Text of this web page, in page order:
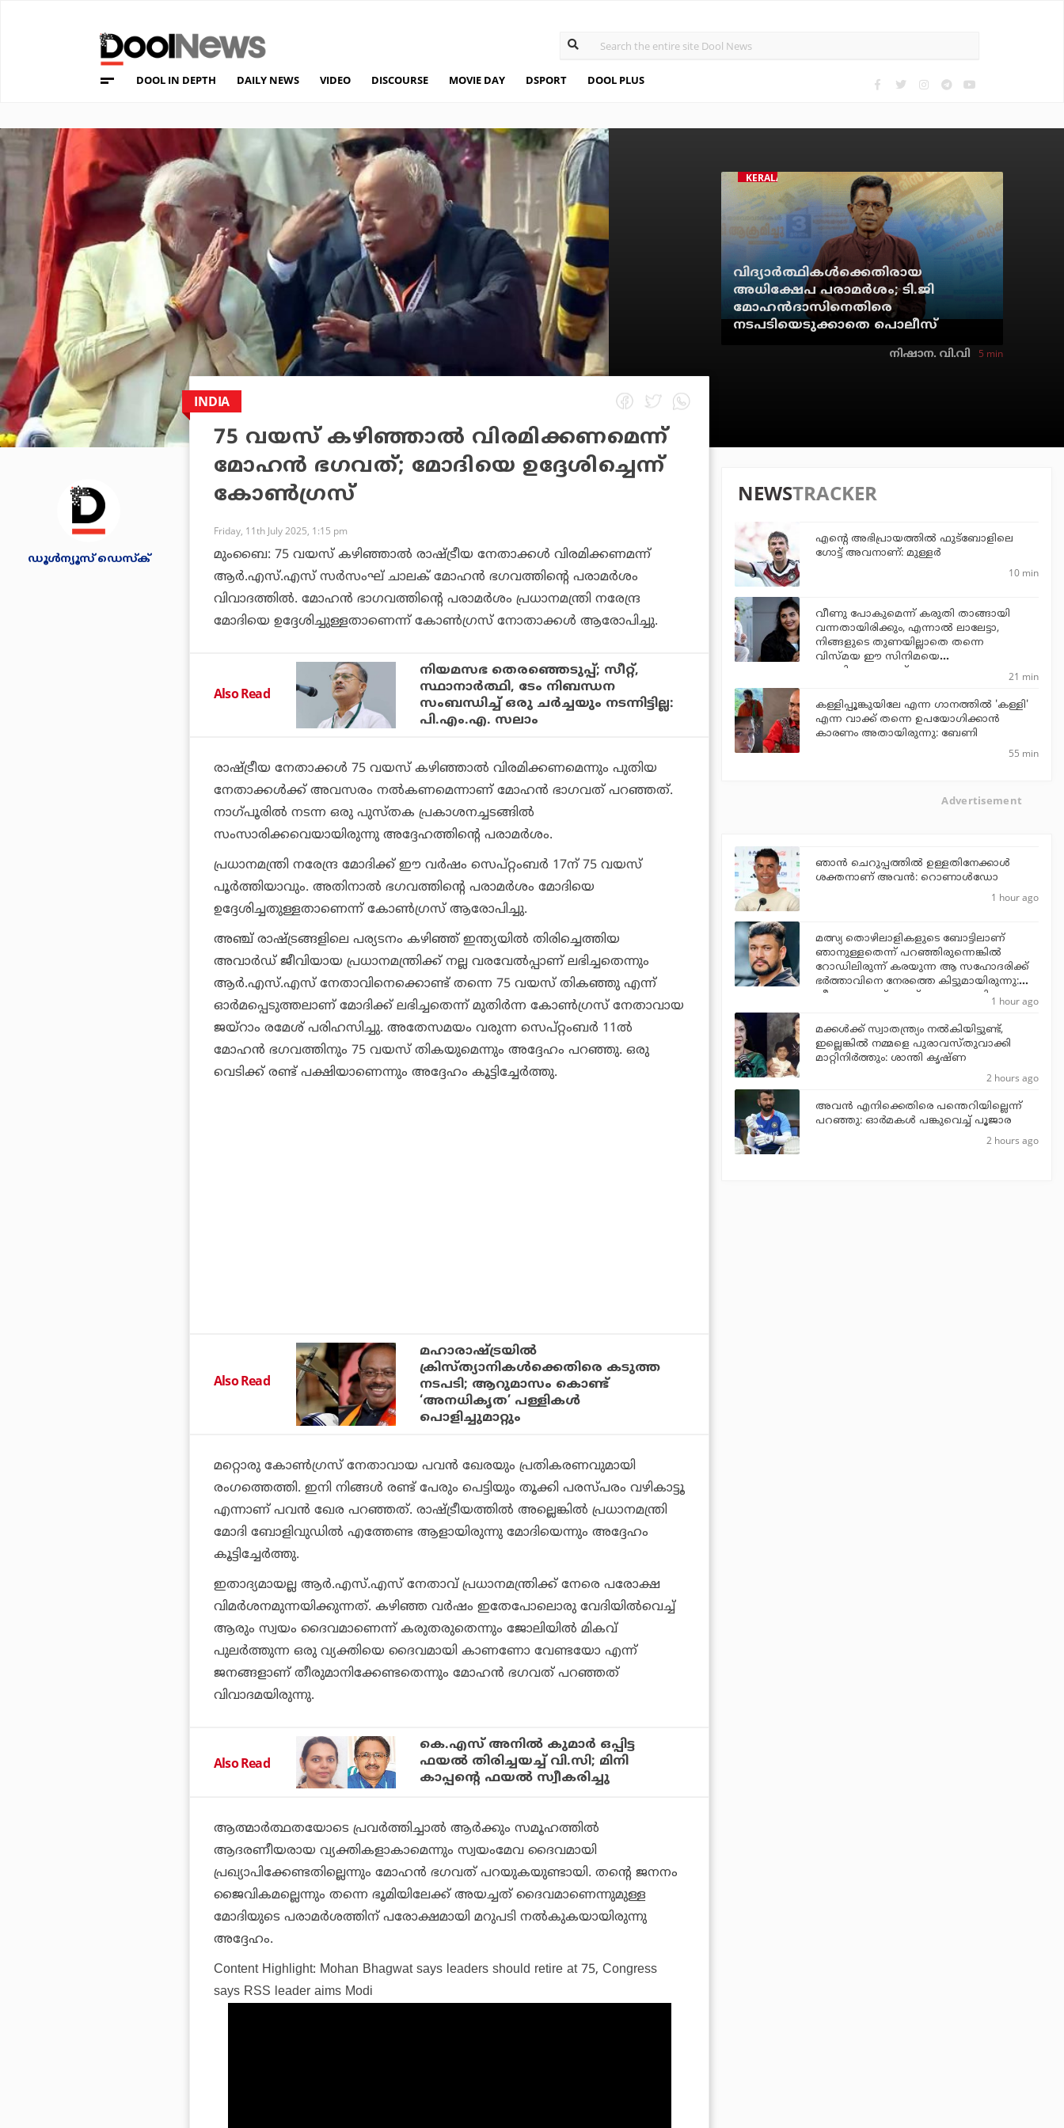
DOOL IN DEPTH DAILY NEWS VIDEO DISCOURSE MOVIE DAY DSPORT DOOL PLUS
KERALA
വിദ്യാര്‍ത്ഥികള്‍ക്കെതിരായ
അധിക്ഷേപ പരാമര്‍ശം; ടി.ജി
മോഹന്‍ദാസിനെതിരെ
നടപടിയെടുക്കാതെ പൊലീസ്
നിഷാന. വി.വി 5 min
ഡൂള്‍ന്യൂസ് ഡെസ്‌ക്
INDIA
75 വയസ് കഴിഞ്ഞാല്‍ വിരമിക്കണമെന്ന്
മോഹന്‍ ഭഗവത്; മോദിയെ ഉദ്ദേശിച്ചെന്ന്
കോണ്‍ഗ്രസ്
Friday, 11th July 2025, 1:15 pm
മുംബൈ: 75 വയസ് കഴിഞ്ഞാല്‍ രാഷ്ട്രീയ നേതാക്കള്‍ വിരമിക്കണമന്ന്
ആര്‍.എസ്.എസ് സര്‍സംഘ്‌ ചാലക് മോഹന്‍ ഭഗവത്തിന്റെ പരാമര്‍ശം
വിവാദത്തില്‍. മോഹന്‍ ഭാഗവത്തിന്റെ പരാമര്‍ശം പ്രധാനമന്ത്രി നരേന്ദ്ര
മോദിയെ ഉദ്ദേശിച്ചുള്ളതാണെന്ന് കോണ്‍ഗ്രസ് നോതാക്കള്‍ ആരോപിച്ചു.
Also Read
നിയമസഭ തെരഞ്ഞെടുപ്പ്; സീറ്റ്,
സ്ഥാനാര്‍ത്ഥി, ടേം നിബന്ധന
സംബന്ധിച്ച് ഒരു ചര്‍ച്ചയും നടന്നിട്ടില്ല:
പി.എം.എ. സലാം
രാഷ്ട്രീയ നേതാക്കള്‍ 75 വയസ് കഴിഞ്ഞാല്‍ വിരമിക്കണമെന്നും പുതിയ
നേതാക്കള്‍ക്ക് അവസരം നല്‍കണമെന്നാണ് മോഹന്‍ ഭാഗവത് പറഞ്ഞത്.
നാഗ്പൂരില്‍ നടന്ന ഒരു പുസ്തക പ്രകാശനച്ചടങ്ങില്‍
സംസാരിക്കവെയായിരുന്നു അദ്ദേഹത്തിന്റെ പരാമര്‍ശം.
പ്രധാനമന്ത്രി നരേന്ദ്ര മോദിക്ക് ഈ വര്‍ഷം സെപ്റ്റംബര്‍ 17ന് 75 വയസ്
പൂര്‍ത്തിയാവും. അതിനാല്‍ ഭഗവത്തിന്റെ പരാമര്‍ശം മോദിയെ
ഉദ്ദേശിച്ചതുള്ളതാണെന്ന് കോണ്‍ഗ്രസ് ആരോപിച്ചു.
അഞ്ച് രാഷ്ട്രങ്ങളിലെ പര്യടനം കഴിഞ്ഞ് ഇന്ത്യയില്‍ തിരിച്ചെത്തിയ
അവാര്‍ഡ് ജീവിയായ പ്രധാനമന്ത്രിക്ക് നല്ല വരവേല്‍പ്പാണ് ലഭിച്ചതെന്നും
ആര്‍.എസ്.എസ് നേതാവിനെക്കൊണ്ട് തന്നെ 75 വയസ് തികഞ്ഞു എന്ന്
ഓര്‍മപ്പെടുത്തലാണ് മോദിക്ക് ലഭിച്ചതെന്ന് മുതിര്‍ന്ന കോണ്‍ഗ്രസ് നേതാവായ
ജയ്‌റാം രമേശ് പരിഹസിച്ചു. അതേസമയം വരുന്ന സെപ്റ്റംബര്‍ 11ല്‍
മോഹന്‍ ഭഗവത്തിനും 75 വയസ് തികയുമെന്നും അദ്ദേഹം പറഞ്ഞു. ഒരു
വെടിക്ക് രണ്ട് പക്ഷിയാണെന്നും അദ്ദേഹം കൂട്ടിച്ചേര്‍ത്തു.
Also Read
മഹാരാഷ്ട്രയിൽ
ക്രിസ്ത്യാനികൾക്കെതിരെ കടുത്ത
നടപടി; ആറുമാസം കൊണ്ട്
‘അനധികൃത’ പള്ളികൾ
പൊളിച്ചുമാറ്റും
മറ്റൊരു കോണ്‍ഗ്രസ് നേതാവായ പവന്‍ ഖേരയും പ്രതികരണവുമായി
രംഗത്തെത്തി. ഇനി നിങ്ങള്‍ രണ്ട് പേരും പെട്ടിയും തൂക്കി പരസ്പരം വഴികാട്ടൂ
എന്നാണ് പവന്‍ ഖേര പറഞ്ഞത്. രാഷ്ട്രീയത്തില്‍ അല്ലെങ്കില്‍ പ്രധാനമന്ത്രി
മോദി ബോളിവുഡില്‍ എത്തേണ്ട ആളായിരുന്നു മോദിയെന്നും അദ്ദേഹം
കൂട്ടിച്ചേര്‍ത്തു.
ഇതാദ്യമായല്ല ആര്‍.എസ്.എസ് നേതാവ് പ്രധാനമന്ത്രിക്ക് നേരെ പരോക്ഷ
വിമര്‍ശനമുന്നയിക്കുന്നത്. കഴിഞ്ഞ വര്‍ഷം ഇതേപോലൊരു വേദിയില്‍വെച്ച്
ആരും സ്വയം ദൈവമാണെന്ന് കരുതരുതെന്നും ജോലിയില്‍ മികവ്
പുലര്‍ത്തുന്ന ഒരു വ്യക്തിയെ ദൈവമായി കാണണോ വേണ്ടയോ എന്ന്
ജനങ്ങളാണ് തീരുമാനിക്കേണ്ടതെന്നും മോഹന്‍ ഭഗവത് പറഞ്ഞത്
വിവാദമയിരുന്നു.
Also Read
കെ.എസ് അനില്‍ കുമാര്‍ ഒപ്പിട്ട
ഫയല്‍ തിരിച്ചയച്ച് വി.സി; മിനി
കാപ്പന്റെ ഫയല്‍ സ്വീകരിച്ചു
ആത്മാര്‍ത്ഥതയോടെ പ്രവര്‍ത്തിച്ചാല്‍ ആര്‍ക്കും സമൂഹത്തില്‍
ആദരണീയരായ വ്യക്തികളാകാമെന്നും സ്വയംമേവ ദൈവമായി
പ്രഖ്യാപിക്കേണ്ടതില്ലെന്നും മോഹന്‍ ഭഗവത് പറയുകയുണ്ടായി. തന്റെ ജനനം
ജൈവികമല്ലെന്നും തന്നെ ഭൂമിയിലേക്ക് അയച്ചത് ദൈവമാണെന്നുമുള്ള
മോദിയുടെ പരാമര്‍ശത്തിന് പരോക്ഷമായി മറുപടി നല്‍കുകയായിരുന്നു
അദ്ദേഹം.
Content Highlight: Mohan Bhagwat says leaders should retire at 75, Congress
says RSS leader aims Modi
NEWSTRACKER
എന്റെ അഭിപ്രായത്തില്‍ ഫുട്‌ബോളിലെ
ഗോട്ട് അവനാണ്: മുള്ളര്‍
10 min
വീണു പോകുമെന്ന് കരുതി താങ്ങായി
വന്നതായിരിക്കും, എന്നാല്‍ ലാലേട്ടാ,
നിങ്ങളുടെ തുണയില്ലാതെ തന്നെ
വിസ്മയ ഈ സിനിമയെ
തോളിലേറ്റുന്നുണ്ട്
21 min
കള്ളിപ്പൂങ്കുയിലേ എന്ന ഗാനത്തിൽ 'കള്ളി'
എന്ന വാക്ക് തന്നെ ഉപയോഗിക്കാൻ
കാരണം അതായിരുന്നു: ബേണി
55 min
Advertisement
ഞാന്‍ ചെറുപ്പത്തില്‍ ഉള്ളതിനേക്കാള്‍
ശക്തനാണ് അവന്‍: റൊണാള്‍ഡോ
1 hour ago
മത്സ്യ തൊഴിലാളികളുടെ ബോട്ടിലാണ്
ഞാനുള്ളതെന്ന് പറഞ്ഞിരുന്നെങ്കില്‍
റോഡിലിരുന്ന് കരയുന്ന ആ സഹോദരിക്ക്
ഭര്‍ത്താവിനെ നേരത്തെ കിട്ടുമായിരുന്നു:
വീണ്ടും ഫേസ്ബുക്ക് പോസ്റ്റുമായി 1 hour ago
മക്കൾക്ക് സ്വാതന്ത്ര്യം നൽകിയിട്ടുണ്ട്,
ഇല്ലെങ്കിൽ നമ്മളെ പുരാവസ്തുവാക്കി
മാറ്റിനിർത്തും: ശാന്തി കൃഷ്ണ
2 hours ago
അവന്‍ എനിക്കെതിരെ പന്തെറിയില്ലെന്ന്
പറഞ്ഞു: ഓര്‍മകള്‍ പങ്കുവെച്ച് പൂജാര
2 hours ago